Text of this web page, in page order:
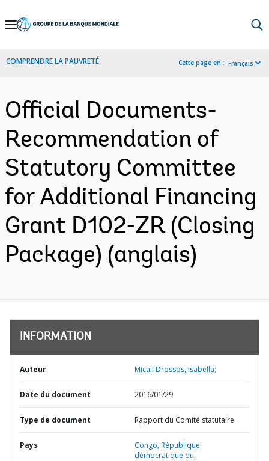
Skip
Navigation
COMPRENDRE LA PAUVRETÉ Cette page en : Français
Official Documents-
Recommendation of
Statutory Committee
for Additional Financing
Grant D102-ZR (Closing
Package) (anglais)
INFORMATION
Auteur Micali Drossos, Isabella;
Date du document 2016/01/29
Type de document Rapport du Comité statutaire
Pays Congo,République
démocratique du,